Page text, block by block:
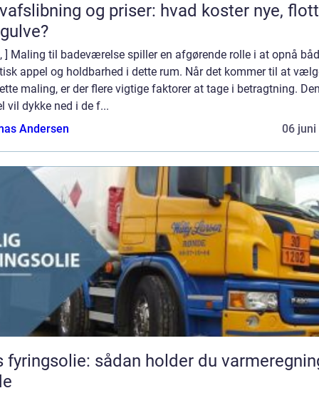
og priser: hvad koster nye,
] Maling til badeværelse spiller en afgørende rolle i at opnå
appel og holdbarhed i dette rum. Når det kommer til at
maling, er der flere vigtige faktorer at tage i betragtning.
vil dykke ned i de f...
Andersen
06 juni
fyringsolie: sådan holder du